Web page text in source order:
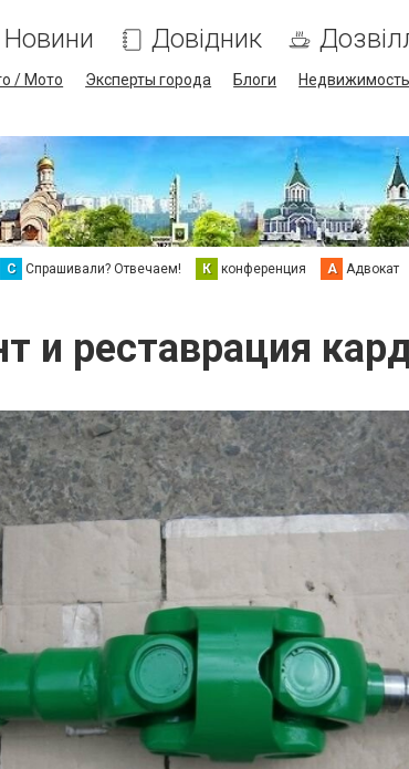
Новини Довідник
/ Мото Эксперты города Блоги Недвижимость
С Спрашивали? Отвечаем! К конференция А Адвокат
и реставрация